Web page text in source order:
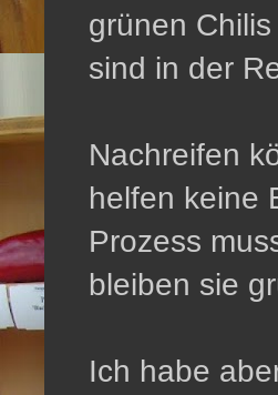
grünen
sind in der
Nachreifen
helfen keine
Prozess
bleiben sie
Ich habe